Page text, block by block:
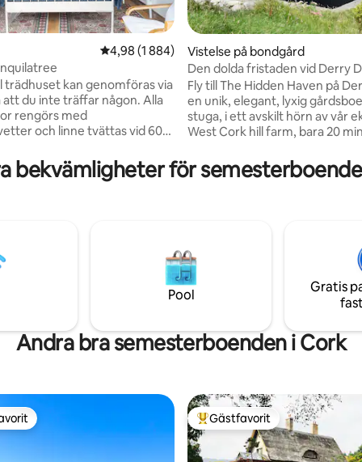
betyg, 118 omdömen
4,98 av 5 i genomsnittligt betyg, 1 884
4,98 (1 884)
trädhuset kan genomföras via
du inte träffar någon. Alla
rengörs med
och linne tvättas vid 60
meter från marken. Den
med utsikt över staden.
Cork centrum ligger 5
bort. Tillgång till
via en BRANT KULLE.
Vistelse på bondgård
Den dolda fristaden vid Derry
romantisk reträtt
Fly till The Hidden Haven på
en unik, elegant, lyxig
stuga, i ett avskilt hörn av vår
West Cork hill farm, bara 20
denna boutique, eco retreat
välkomna gäster att njuta av
Hidden Haven erbjuder en
vistelse på en gård med
återförenas, varva ner och vila
av naturens tysta rytm.
bekvämligheter för
Pool
Gratis
Andra bra semesterboenden i Cork
Populär gästfavorit
Gästfavorit